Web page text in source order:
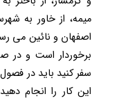
میمه، از خاور به
اصفهان و نائین می
برخوردار است و در
سفر کنید باید در
این کار را انجام